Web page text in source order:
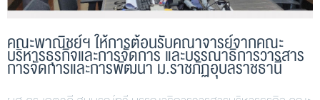
คณะพาณิชย์ฯ ให้การต้อนรับคณาจารย์จากคณะ
บริหารธุรกิจและการจัดการ และบรรณาธิการวารสาร
การจัดการและการพัฒนา ม.ราชภัฏอุบลราชธานี